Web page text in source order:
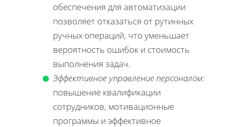
обеспечения для автоматизации
позволяет отказаться от рутинных
ручных операций, что уменьшает
вероятность ошибок и стоимость
выполнения задач.
Эффективное управление персоналом:
повышение квалификации
сотрудников, мотивационные
программы и эффективное